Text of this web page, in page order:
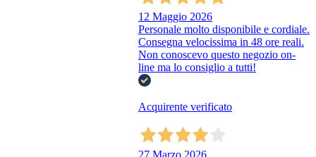
12 Maggio 2026
Personale molto disponibile e cordiale.
Consegna velocissima in 48 ore reali.
Non conoscevo questo negozio on-
line ma lo consiglio a tutti!
Acquirente verificato
27 Marzo 2026